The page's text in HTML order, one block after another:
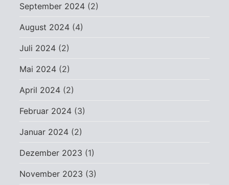
September 2024 (2)
August 2024 (4)
Juli 2024 (2)
Mai 2024 (2)
April 2024 (2)
Februar 2024 (3)
Januar 2024 (2)
Dezember 2023 (1)
November 2023 (3)